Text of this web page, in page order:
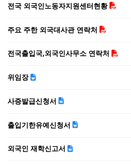
전국 외국인노동자지원센터현황
주요 주한 외국대사관 연락처
전국출입국,외국인사무소 연락처
위임장
사증발급신청서
출입기한유예신청서
외국인 재학신고서